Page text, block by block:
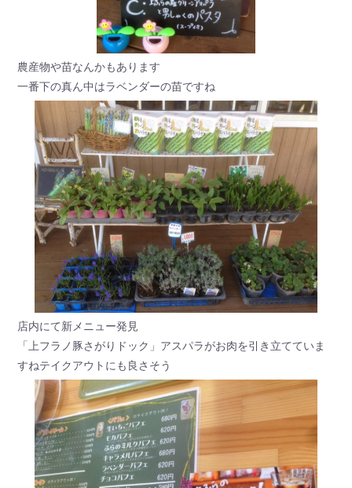
農産物や苗なんかもあります
一番下の真ん中はラベンダーの苗ですね
店内にて新メニュー発見
「上フラノ豚さがりドック」アスパラがお肉を引き立てていま
すねテイクアウトにも良さそう